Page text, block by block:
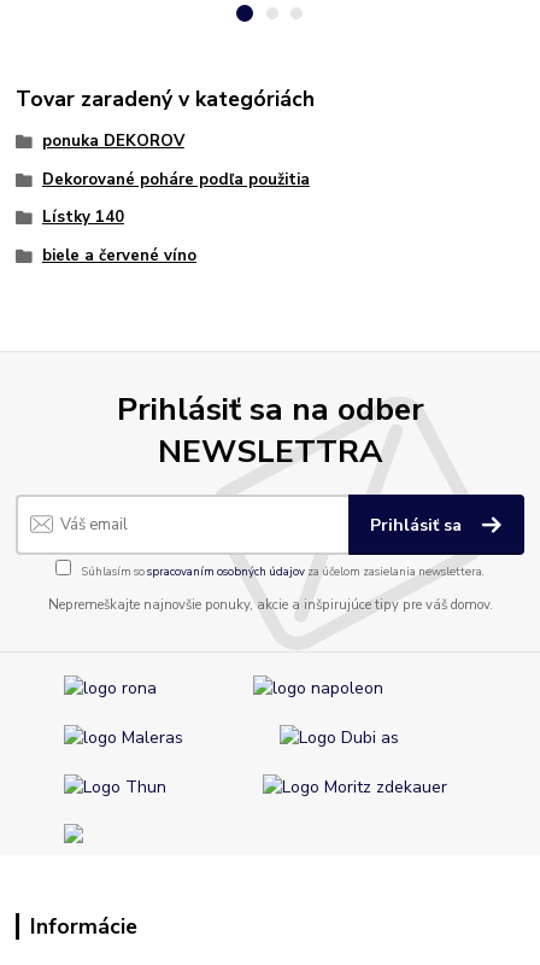
Tovar zaradený v kategóriách
ponuka DEKOROV
Dekorované poháre podľa použitia
Lístky 140
biele a červené víno
Prihlásiť sa na odber
NEWSLETTRA
Prihlásiť sa
Súhlasím sospracovaním osobných údajov za účelom zasielania newslettera.
Nepremeškajte najnovšie ponuky, akcie a inšpirujúce tipy pre váš domov.
Informácie